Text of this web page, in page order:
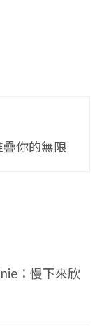
你的無限
：慢下來欣